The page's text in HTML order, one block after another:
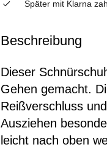
Später mit Klarna
Beschreibung
Dieser
Gehen gemacht.
Reißverschluss
Ausziehen
leicht nach oben